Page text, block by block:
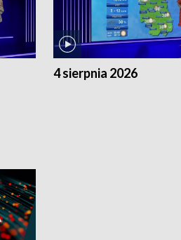
4 sierpnia 2026